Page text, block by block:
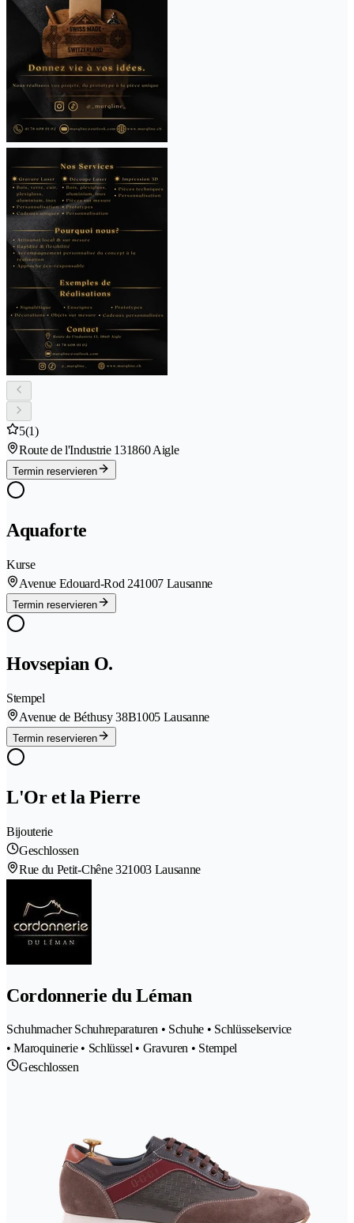
5(1)
Route de l'Industrie 131860 Aigle
Termin reservieren
Aquaforte
Kurse
Avenue Edouard-Rod 241007 Lausanne
Termin reservieren
Hovsepian O.
Stempel
Avenue de Béthusy 38B1005 Lausanne
Termin reservieren
L'Or et la Pierre
Bijouterie
Geschlossen
Rue du Petit-Chêne 321003 Lausanne
Cordonnerie du Léman
Schuhmacher Schuhreparaturen • Schuhe • Schlüsselservice
• Maroquinerie • Schlüssel • Gravuren • Stempel
Geschlossen